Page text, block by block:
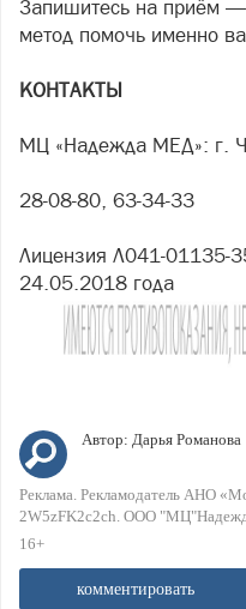
Запишитесь на приём —
метод помочь именно
КОНТАКТЫ
МЦ «Надежда МЕД»: г.
28-08-80, 63-34-33
Лицензия Л041-01135-
24.05.2018 года
Автор: Дарья Романова
Реклама. Рекламодатель АНО
2W5zFK2c2ch. ООО
16+
комментировать